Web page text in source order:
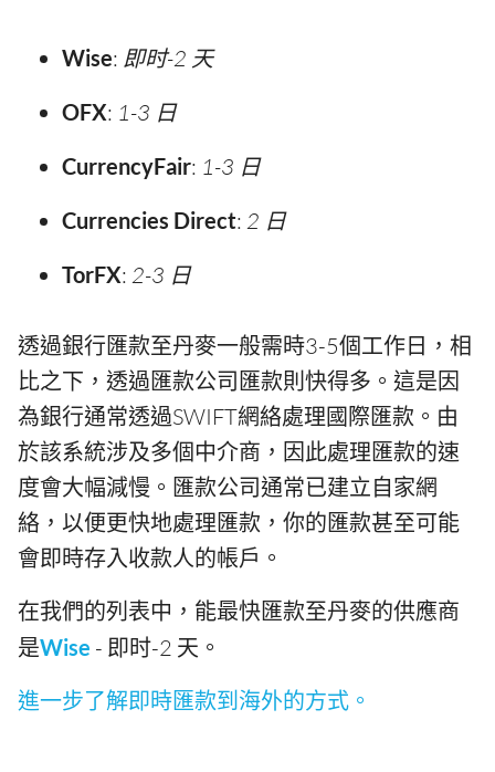
Wise: 即时-2 天
OFX: 1-3 日
CurrencyFair: 1-3 日
Currencies Direct: 2 日
TorFX: 2-3 日
透過銀行匯款至丹麥一般需時3-5個工作日，相
比之下，透過匯款公司匯款則快得多。這是因
為銀行通常透過SWIFT網絡處理國際匯款。由
於該系統涉及多個中介商，因此處理匯款的速
度會大幅減慢。匯款公司通常已建立自家網
絡，以便更快地處理匯款，你的匯款甚至可能
會即時存入收款人的帳戶。
在我們的列表中，能最快匯款至丹麥的供應商
是Wise - 即时-2 天。
進一步了解即時匯款到海外的方式。